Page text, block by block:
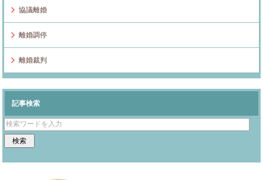
協議離婚
離婚調停
離婚裁判
記事検索